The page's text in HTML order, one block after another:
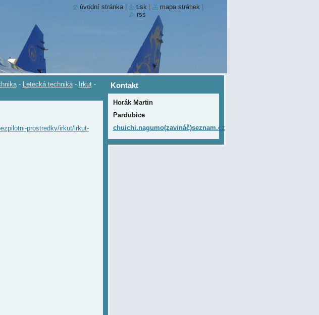
- Letecká technika - Irkut -
prostredky/irkut/irkut-
Kontakt
Horák Martin
Pardubice
chuichi.nagumo(zavináč)seznam.cz
úvodní stránka tisk mapa stránek
rss